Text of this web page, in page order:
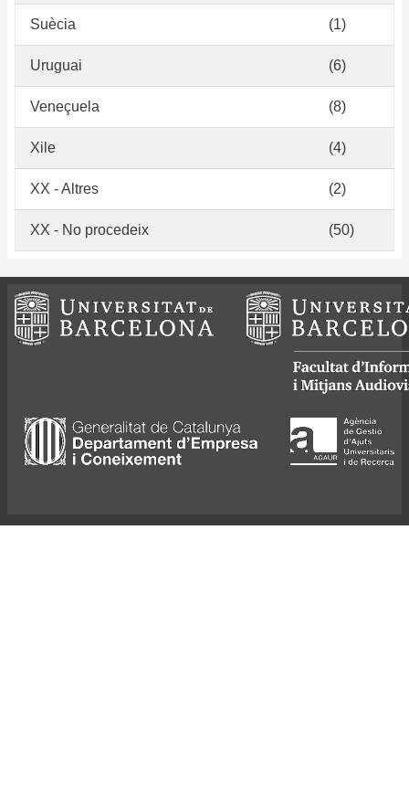
Suècia (1)
Uruguai (6)
Veneçuela (8)
Xile (4)
XX - Altres (2)
XX - No procedeix (50)